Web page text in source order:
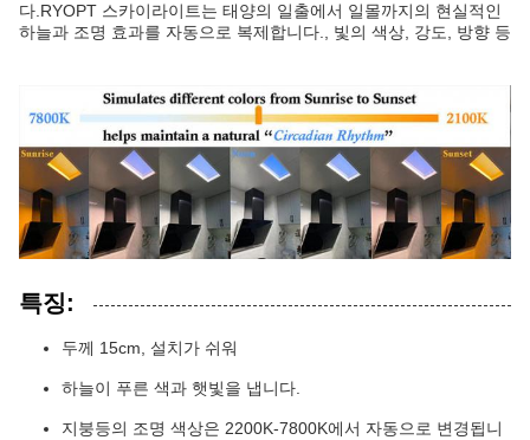
다.RYOPT 스카이라이트는 태양의 일출에서 일몰까지의 현실적인
하늘과 조명 효과를 자동으로 복제합니다., 빛의 색상, 강도, 방향 등
특징:
두께 15cm, 설치가 쉬워
하늘이 푸른 색과 햇빛을 냅니다.
지붕등의 조명 색상은 2200K-7800K에서 자동으로 변경됩니